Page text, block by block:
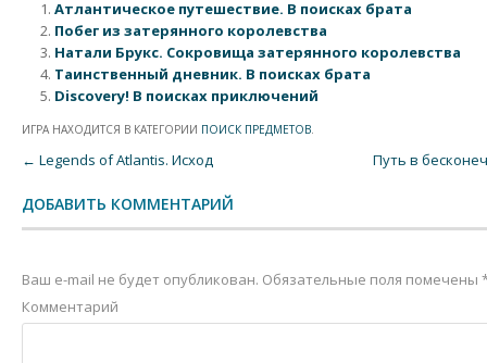
Атлантическое путешествие. В поисках брата
Побег из затерянного королевства
Натали Брукс. Сокровища затерянного королевства
Таинственный дневник. В поисках брата
Discovery! В поисках приключений
ИГРА НАХОДИТСЯ В КАТЕГОРИИ ПОИСК ПРЕДМЕТОВ.
Post navigation
← Legends of Atlantis. Исход Путь в
ДОБАВИТЬ КОММЕНТАРИЙ
Ваш e-mail не будет опубликован. Обязательные поля помечены
Комментарий